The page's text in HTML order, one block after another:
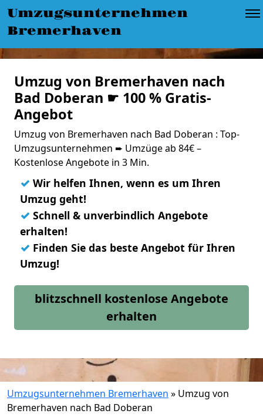
Umzugsunternehmen
Bremerhaven
Umzug von Bremerhaven nach
Bad Doberan ☛ 100 % Gratis-
Angebot
Umzug von Bremerhaven nach Bad Doberan : Top-
Umzugsunternehmen ➨ Umzüge ab 84€ –
Kostenlose Angebote in 3 Min.
✓ Wir helfen Ihnen, wenn es um Ihren
Umzug geht!
✓ Schnell & unverbindlich Angebote
erhalten!
✓ Finden Sie das beste Angebot für Ihren
Umzug!
blitzschnell kostenlose Angebote
erhalten
Umzugsunternehmen Bremerhaven » Umzug von
Bremerhaven nach Bad Doberan